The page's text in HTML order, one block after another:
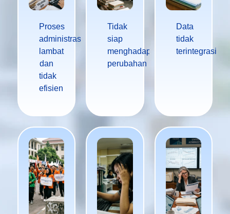
Proses
administrasi
lambat
dan
tidak
efisien
Tidak
siap
menghadapi
perubahan
Data
tidak
terintegrasi